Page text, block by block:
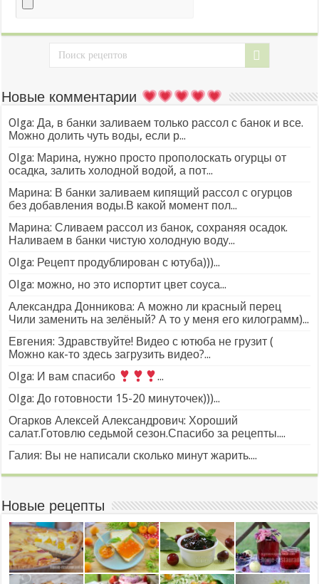
Новые комментарии
Olga: Да, в банки заливаем только рассол с банок и все.
Можно долить чуть воды, если р...
Olga: Марина, нужно просто прополоскать огурцы от
осадка, залить холодной водой, а пот...
Марина: В банки заливаем кипящий рассол с огурцов
без добавления воды.В какой момент пол...
Марина: Сливаем рассол из банок, сохраняя осадок.
Наливаем в банки чистую холодную воду...
Olga: Рецепт продублирован с ютуба)))...
Olga: можно, но это испортит цвет соуса...
Александра Донникова: А можно ли красный перец
Чили заменить на зелёный? А то у меня его килограмм)...
Евгения: Здравствуйте! Видео с ютюба не грузит (
Можно как-то здесь загрузить видео?...
Olga: И вам спасибо
...
Olga: До готовности 15-20 минуточек)))...
Огарков Алексей Александрович: Хороший
салат.Готовлю седьмой сезон.Спасибо за рецепты....
Галия: Вы не написали сколько минут жарить....
Новые рецепты